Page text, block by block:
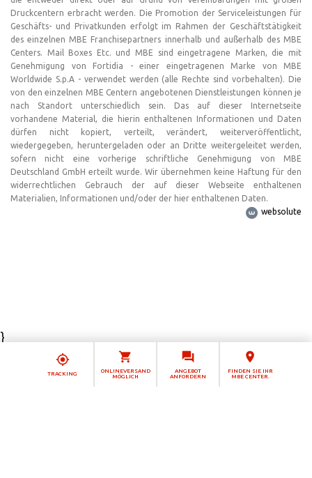
TRACKING
ONLINEVERSAND
MÖGLICH
ANGEBOT
ANFORDERN
FINDEN SIE IHR
MBE CENTER.
Druckcentern erbracht werden. Die Promotion der Serviceleistungen für
Geschäfts- und Privatkunden erfolgt im Rahmen der Geschäftstätigkeit
des einzelnen MBE Franchisepartners innerhalb und außerhalb des MBE
Centers. Mail Boxes Etc. und MBE sind eingetragene Marken, die mit
Genehmigung von Fortidia - einer eingetragenen Marke von MBE
Worldwide S.p.A - verwendet werden (alle Rechte sind vorbehalten). Die
von den einzelnen MBE Centern angebotenen Dienstleistungen können je
nach Standort unterschiedlich sein. Das auf dieser Internetseite
vorhandene Material, die hierin enthaltenen Informationen und Daten
dürfen nicht kopiert, verteilt, verändert, weiterveröffentlicht,
wiedergegeben, heruntergeladen oder an Dritte weitergeleitet werden,
sofern nicht eine vorherige schriftliche Genehmigung von MBE
Deutschland GmbH erteilt wurde. Wir übernehmen keine Haftung für den
widerrechtlichen Gebrauch der auf dieser Webseite enthaltenen
Materialien, Informationen und/oder der hier enthaltenen Daten.
websolute
}
Hinweis bei Erhebung